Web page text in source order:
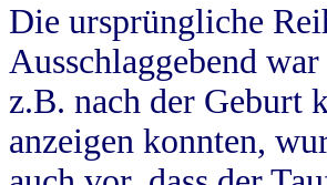
Die ursprüngliche
Ausschlaggebend
z.B. nach der Geburt
anzeigen konnten,